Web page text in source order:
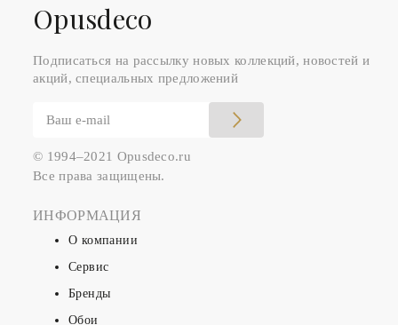
Оpusdeco
Подписаться на рассылку новых коллекций, новостей и
акций, специальных предложений
© 1994–2021 Opusdeco.ru
Все права защищены.
ИНФОРМАЦИЯ
О компании
Сервис
Бренды
Обои